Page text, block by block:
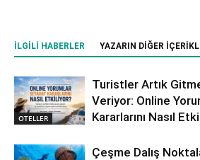
İLGILI HABERLER YAZARIN DIĞER
OTELLER
Turistler Artık
Veriyor: Online
Kararlarını Nasıl
Çeşme Dalış